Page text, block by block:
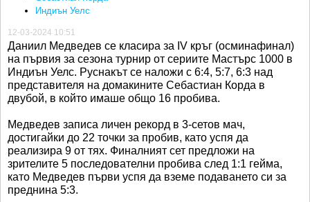
Индиън Уелс
12-03-2024 10:51
Даниил Медведев се класира за IV кръг (осминафинал)
на първия за сезона турнир от сериите Мастърс 1000 в
Индиън Уелс. Руснакът се наложи с 6:4, 5:7, 6:3 над
представителя на домакините Себастиан Корда в
двубой, в който имаше общо 16 пробива.
Медведев записа личен рекорд в 3-сетов мач,
достигайки до 22 точки за пробив, като успя да
реализира 9 от тях. Финалният сет предложи на
зрителите 5 последователни пробива след 1:1 гейма,
като Медведев първи успя да вземе подаването си за
преднина 5:3.